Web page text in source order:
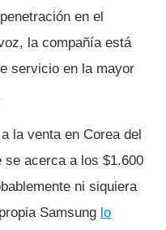
en el
la compañí­a está
servicio en la mayor
la venta en Corea del
se acerca a los $1.600
ni siquiera
Samsung lo